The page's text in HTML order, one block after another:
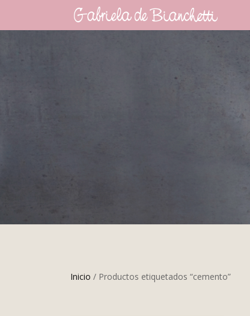
Inicio / Productos etiquetados “cemento”